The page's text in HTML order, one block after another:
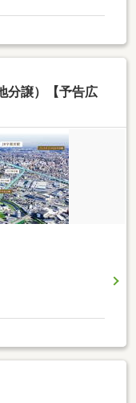
分譲）【予告広